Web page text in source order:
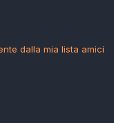
dalla mia lista amici